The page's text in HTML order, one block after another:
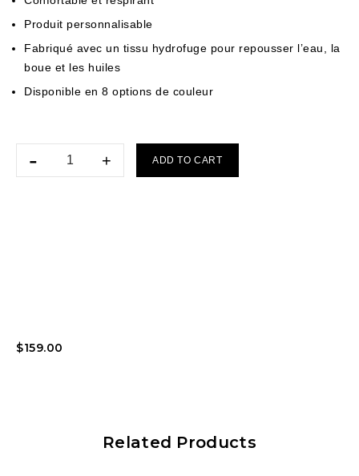
Produit personnalisable
Fabriqué avec un tissu hydrofuge pour repousser l’eau, la
boue et les huiles
Disponible en 8 options de couleur
ADD TO CART
$159.00
Related Products